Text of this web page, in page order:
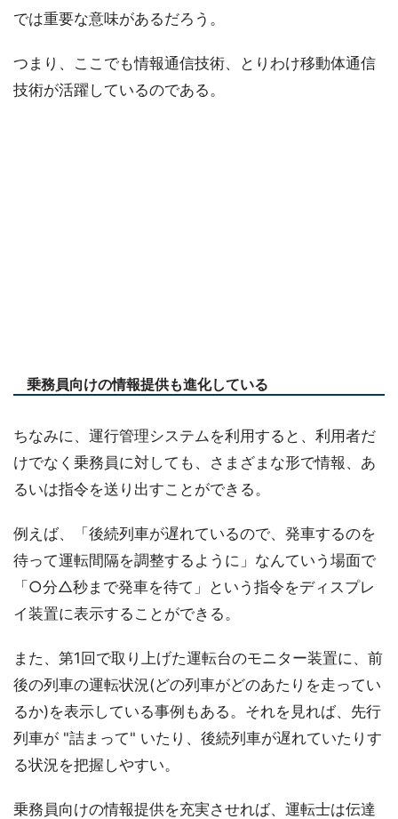
では重要な意味があるだろう。
つまり、ここでも情報通信技術、とりわけ移動体通信
技術が活躍しているのである。
乗務員向けの情報提供も進化している
ちなみに、運行管理システムを利用すると、利用者だ
けでなく乗務員に対しても、さまざまな形で情報、あ
るいは指令を送り出すことができる。
例えば、「後続列車が遅れているので、発車するのを
待って運転間隔を調整するように」なんていう場面で
「○分△秒まで発車を待て」という指令をディスプレ
イ装置に表示することができる。
また、第1回で取り上げた運転台のモニター装置に、前
後の列車の運転状況(どの列車がどのあたりを走ってい
るか)を表示している事例もある。それを見れば、先行
列車が "詰まって" いたり、後続列車が遅れていたりす
る状況を把握しやすい。
乗務員向けの情報提供を充実させれば、運転士は伝達